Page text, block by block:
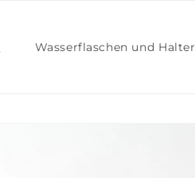
Wasserflaschen und Halter